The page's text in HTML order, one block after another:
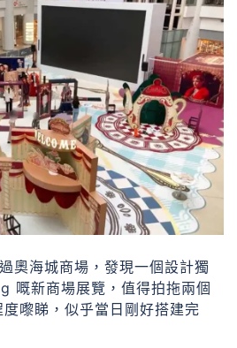
奧海城商場，發現一個設計獨
嘅新商場展覽，值得拍拖兩個
嚟睇，似乎當日剛好搭建完